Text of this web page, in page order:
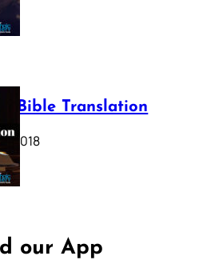
Bible Translation
2018
our App